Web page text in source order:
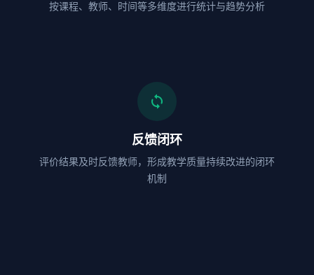
按课程、教师、时间等多维度进行统计与趋势分析
loop
反馈闭环
评价结果及时反馈教师，形成教学质量持续改进的闭环
机制